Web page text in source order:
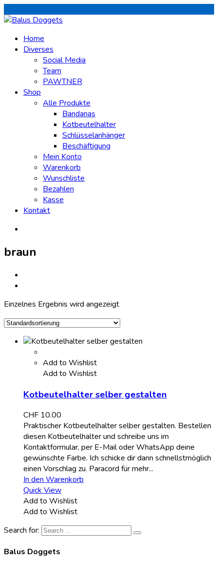
Home
Diverses
Social Media
Team
PAWTNER
Shop
Alle Produkte
Bandanas
Kotbeutelhalter
Schlüsselanhänger
Beschäftigung
Mein Konto
Warenkorb
Wunschliste
Bezahlen
Kasse
Kontakt
braun
Einzelnes Ergebnis wird angezeigt
Add to Wishlist
Add to Wishlist
Kotbeutelhalter selber gestalten
CHF 10.00
Praktischer Kotbeutelhalter selber gestalten. Bestellen
diesen Kotbeutelhalter und schreibe uns im
Kontaktformular, per E-Mail oder WhatsApp deine
gewünschte Farbe. Ich schicke dir dann schnellstmöglich
einen Vorschlag zu. Paracord für mehr...
In den Warenkorb
Quick View
Add to Wishlist
Add to Wishlist
Search for:
Balus Doggets